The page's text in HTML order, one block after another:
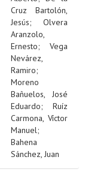
Cruz Bartolón,
Jesús; Olvera
Aranzolo,
Ernesto; Vega
Nevárez,
Ramiro;
Moreno
Bañuelos, José
Eduardo; Ruíz
Carmona, Víctor
Manuel;
Bahena
Sánchez, Juan